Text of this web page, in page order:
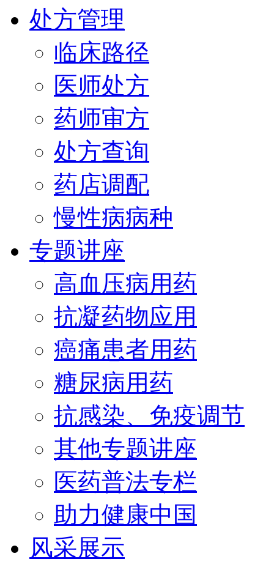
处方管理
临床路径
医师处方
药师审方
处方查询
药店调配
慢性病病种
专题讲座
高血压病用药
抗凝药物应用
癌痛患者用药
糖尿病用药
抗感染、免疫调节
其他专题讲座
医药普法专栏
助力健康中国
风采展示